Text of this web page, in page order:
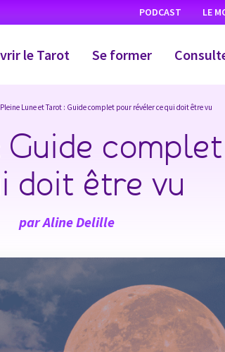
PODCAST LE
le Tarot Se former
Lune et Tarot : Guide complet pour révéler ce qui doit être vu
Guide
doit être vu
parAline Delille